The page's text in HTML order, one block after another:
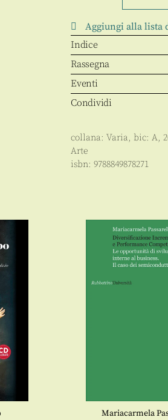
Aggiungi alla lista
Indice
Rassegna
Eventi
Condividi
collana: Varia, bic: A,
Arte
isbn: 9788849878271
Mariacarmela